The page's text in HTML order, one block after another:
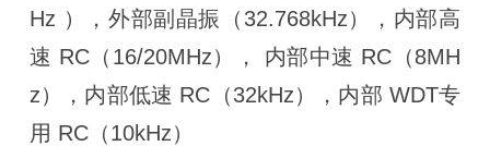
Hz ），外部副晶振（32.768kHz），内部高
速 RC（16/20MHz）， 内部中速 RC（8MH
z），内部低速 RC（32kHz），内部 WDT专
用 RC（10kHz）